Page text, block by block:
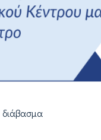
διάβασμα